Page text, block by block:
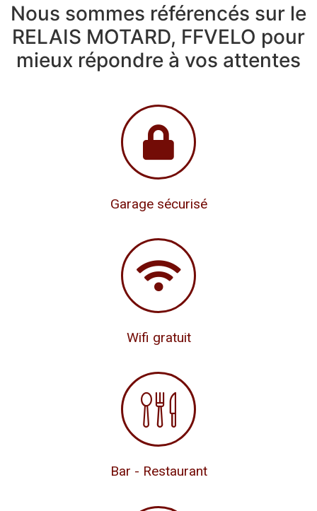
Nous sommes référencés sur le
RELAIS MOTARD, FFVELO pour
mieux répondre à vos attentes
Garage sécurisé
Wifi gratuit
Bar - Restaurant